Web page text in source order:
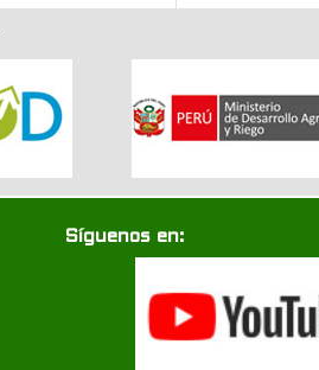
Síguenos en: